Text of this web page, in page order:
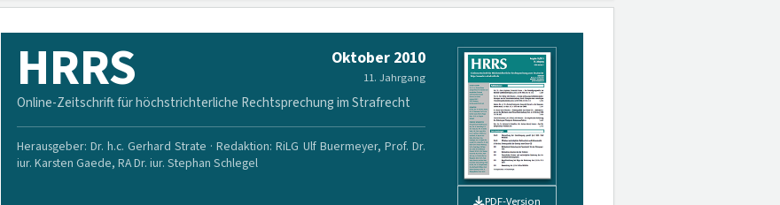
HRRS Oktober 2010
11. Jahrgang
Online-Zeitschrift für höchstrichterliche Rechtsprechung im Strafrecht
Herausgeber: Dr. h.c. Gerhard Strate · Redaktion: RiLG Ulf Buermeyer, Prof. Dr.
iur. Karsten Gaede, RA Dr. iur. Stephan Schlegel
PDF-Version